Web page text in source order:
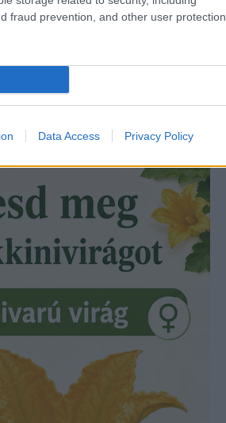
fraud prevention, and other user protection.
Data Access Privacy Policy
javasolják: a nőivarú virág alatt
vékony száron fejlődik.